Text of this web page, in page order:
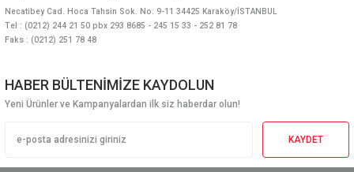
Necatibey Cad. Hoca Tahsin Sok. No: 9-11 34425 Karaköy/İSTANBUL
Tel : (0212) 244 21 50 pbx 293 8685 - 245 15 33 - 252 81 78
Faks : (0212) 251 78 48
HABER BÜLTENİMİZE KAYDOLUN
Yeni Ürünler ve Kampanyalardan ilk siz haberdar olun!
KAYDET